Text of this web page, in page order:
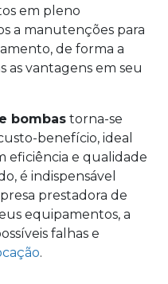
em pleno
a manutenções para
de forma a
as vantagens em seu
bombas torna-se
benefício, ideal
eficiência e qualidade
é indispensável
prestadora de
equipamentos, a
falhas e
.